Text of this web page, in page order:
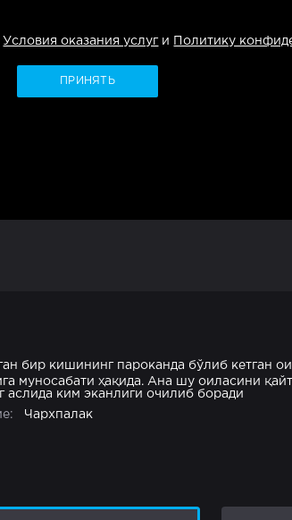
Условия оказания услуги Политику
ПРИНЯТЬ
бир кишининг пароканда бўлиб кетган
муносабати ҳақида. Ана шу оиласини
аслида ким эканлиги очилиб боради
Чархпалак